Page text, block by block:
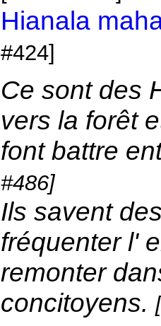
Hianala
#424]
Ce sont des
vers la forêt
font battre
#486]
Ils savent
fréquenter l'
remonter
concitoyens. [